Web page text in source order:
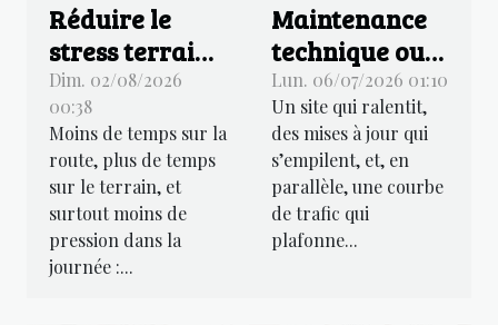
Réduire le
stress terrain
grâce à une
gestion
d'intervention
optimisée
Dim. 02/08/2026
00:38
Moins de temps sur la
route, plus de temps
sur le terrain, et
surtout moins de
pression dans la
journée :...
Maintenance
technique ou
référencement
naturel : le
dilemme des
chefs de projet
web
Lun. 06/07/2026 01:10
Un site qui ralentit,
des mises à jour qui
s’empilent, et, en
parallèle, une courbe
de trafic qui
plafonne...